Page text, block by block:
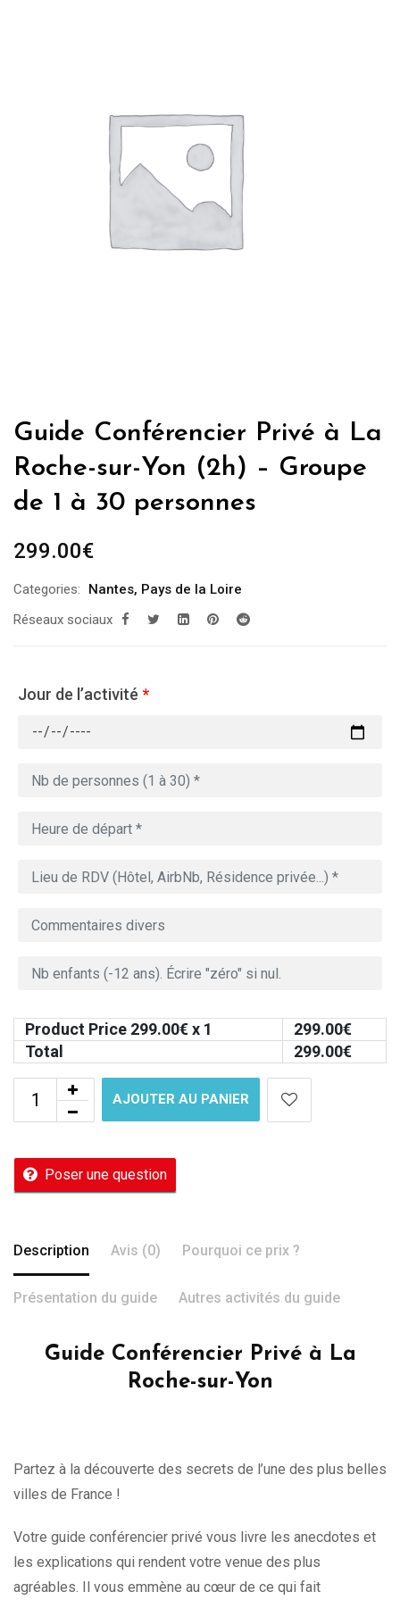
Guide Conférencier Privé à La
Roche-sur-Yon (2h) – Groupe
de 1 à 30 personnes
299.00€
Categories: Nantes, Pays de la Loire
Réseaux sociaux
Jour de l’activité *
Product Price 299.00€ x 1 299.00€
Total
299.00€
AJOUTER AU PANIER
Poser une question
Description Avis (0) Pourquoi ce prix ?
Présentation du guide Autres activités du guide
Guide Conférencier Privé à La
Roche-sur-Yon
Partez à la découverte des secrets de l’une des plus belles
villes de France !
Votre guide conférencier privé vous livre les anecdotes et
les explications qui rendent votre venue des plus
agréables. Il vous emmène au cœur de ce qui fait